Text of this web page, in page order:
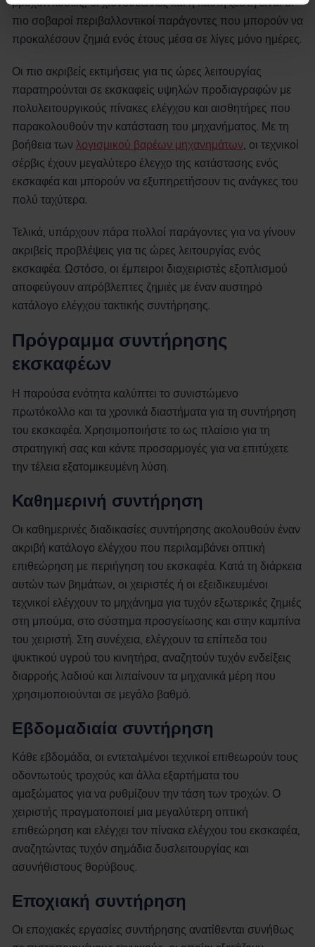
πιο σοβαροί περιβαλλοντικοί παράγοντες που μπορούν να
προκαλέσουν ζημιά ενός έτους μέσα σε λίγες μόνο ημέρες.
Οι πιο ακριβείς εκτιμήσεις για τις ώρες λειτουργίας
παρατηρούνται σε εκσκαφείς υψηλών προδιαγραφών με
πολυλειτουργικούς πίνακες ελέγχου και αισθητήρες που
παρακολουθούν την κατάσταση του μηχανήματος. Με τη
βοήθεια των λογισμικού βαρέων μηχανημάτων , οι τεχνικοί
σέρβις έχουν μεγαλύτερο έλεγχο της κατάστασης ενός
εκσκαφέα και μπορούν να εξυπηρετήσουν τις ανάγκες του
πολύ ταχύτερα.
Τελικά, υπάρχουν πάρα πολλοί παράγοντες για να γίνουν
ακριβείς προβλέψεις για τις ώρες λειτουργίας ενός
εκσκαφέα. Ωστόσο, οι έμπειροι διαχειριστές εξοπλισμού
αποφεύγουν απρόβλεπτες ζημιές με έναν αυστηρό
κατάλογο ελέγχου τακτικής συντήρησης.
Πρόγραμμα συντήρησης
εκσκαφέων
Η παρούσα ενότητα καλύπτει το συνιστώμενο
πρωτόκολλο και τα χρονικά διαστήματα για τη συντήρηση
του εκσκαφέα. Χρησιμοποιήστε το ως πλαίσιο για τη
στρατηγική σας και κάντε προσαρμογές για να επιτύχετε
την τέλεια εξατομικευμένη λύση.
Καθημερινή συντήρηση
Οι καθημερινές διαδικασίες συντήρησης ακολουθούν έναν
ακριβή κατάλογο ελέγχου που περιλαμβάνει οπτική
επιθεώρηση με περιήγηση του εκσκαφέα. Κατά τη διάρκεια
αυτών των βημάτων, οι χειριστές ή οι εξειδικευμένοι
τεχνικοί ελέγχουν το μηχάνημα για τυχόν εξωτερικές ζημιές
στη μπούμα, στο σύστημα προσγείωσης και στην καμπίνα
του χειριστή. Στη συνέχεια, ελέγχουν τα επίπεδα του
ψυκτικού υγρού του κινητήρα, αναζητούν τυχόν ενδείξεις
διαρροής λαδιού και λιπαίνουν τα μηχανικά μέρη που
χρησιμοποιούνται σε μεγάλο βαθμό.
Εβδομαδιαία συντήρηση
Κάθε εβδομάδα, οι εντεταλμένοι τεχνικοί επιθεωρούν τους
οδοντωτούς τροχούς και άλλα εξαρτήματα του
αμαξώματος για να ρυθμίζουν την τάση των τροχών. Ο
χειριστής πραγματοποιεί μια μεγαλύτερη οπτική
επιθεώρηση και ελέγχει τον πίνακα ελέγχου του εκσκαφέα,
αναζητώντας τυχόν σημάδια δυσλειτουργίας και
ασυνήθιστους θορύβους.
Εποχιακή συντήρηση
Οι εποχιακές εργασίες συντήρησης ανατίθενται συνήθως